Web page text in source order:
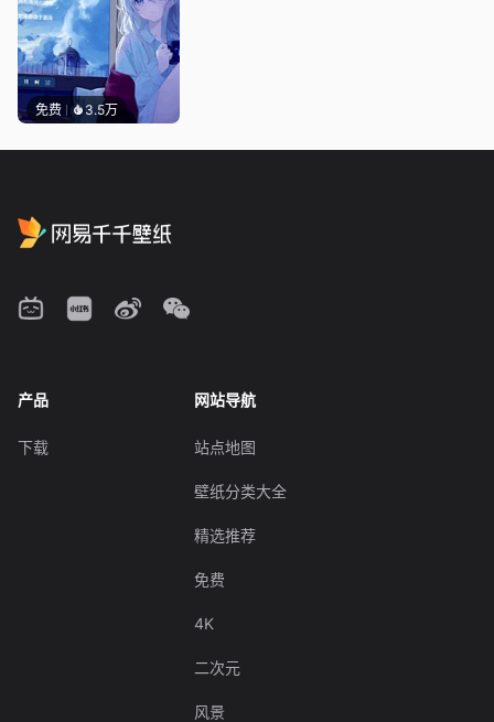
免费 3.5万
产品
下载
网站导航
站点地图
壁纸分类大全
精选推荐
免费
4K
二次元
风景